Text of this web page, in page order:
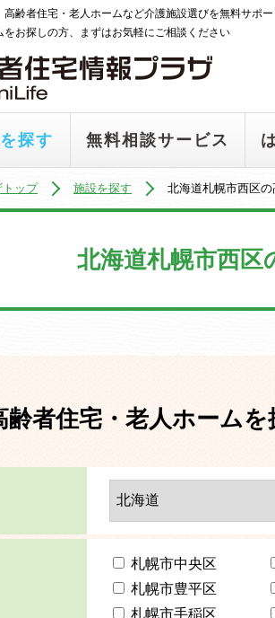
齢者住宅・老人ホームなど介護施設選びを無料サポー
お探しの方、まずはお気軽にご相談ください
探す 無料相談サービス
トップ 施設を探す 北海道札幌市西区
北海道札幌市西区
齢者住宅・老人ホームを
札幌市中央区
札幌市豊平区
札幌市手稲区